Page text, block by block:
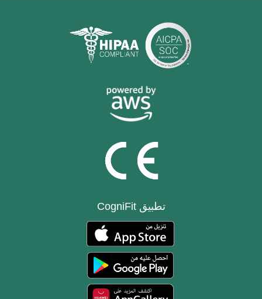
تطبيق CogniFit